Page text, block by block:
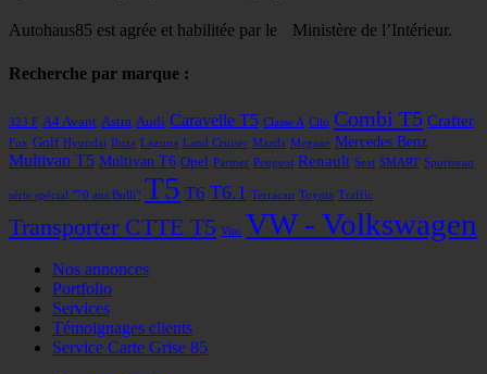
Autohaus85 est agrée et habilitée par le Ministère de l’Intérieur.
Recherche par marque :
323 F A4 Avant Astra Audi Caravelle T5 Classe A Clio Combi T5 Crafter
Fox Golf Hyundai Ibiza Laguna Land Cruiser Mazda Megane Mercedes Benz
Multivan T5 Multivan T6 Opel Partner Peugeot Renault Seat SMART Sportsvan
série spécial "70 ans Bulli" T5 T6 T6.1 Terracan Toyota Traffic
Transporter CTTE T5 Vito VW - Volkswagen
Nos annonces
Portfolio
Services
Témoignages clients
Service Carte Grise 85